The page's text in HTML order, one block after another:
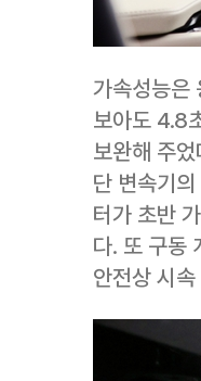
가속성능은
보아도 4.8
보완해 주
단 변속기
터가 초반
다. 또 구동
안전상 시